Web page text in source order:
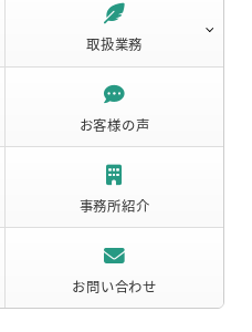
取扱業務
お客様の声
事務所紹介
お問い合わせ